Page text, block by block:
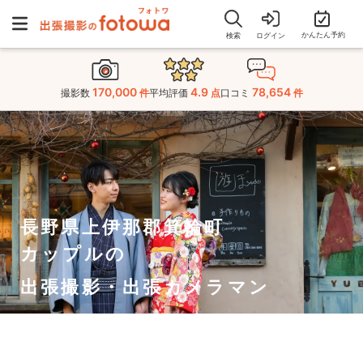
検索 ログイン かんたん予約
撮影数 170,000 件平均評価 4.9 点口コミ 78,654 件
長野県上伊那郡箕輪町
カップルの
出張撮影・出張カメラマン